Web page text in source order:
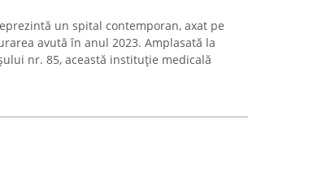
un spital contemporan, axat pe
avută în anul 2023. Amplasată la
nr. 85, această instituție medicală